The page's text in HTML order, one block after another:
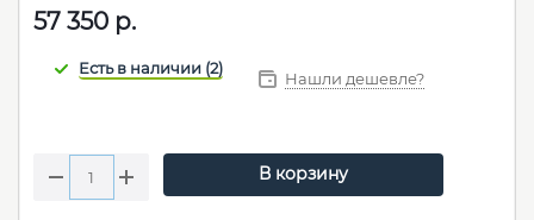
57 350 р.
Нашли дешевле?
В корзину